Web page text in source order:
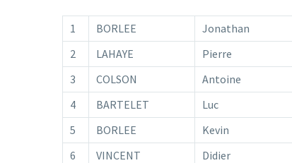
1 BORLEE Jonathan
2
LAHAYE Pierre
3
COLSON Antoine
4
BARTELET Luc
5
BORLEE Kevin
6
VINCENT Didier